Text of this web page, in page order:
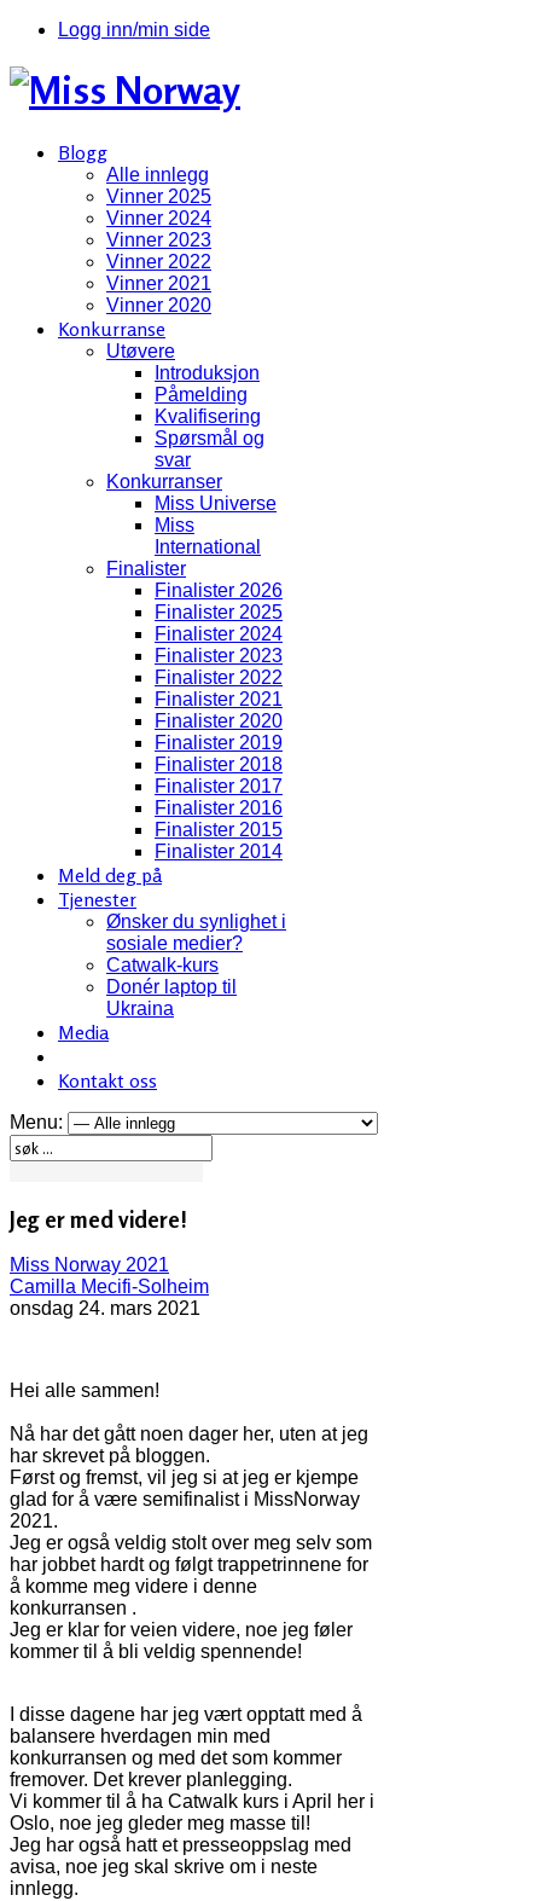
Logg inn/min side
Blogg
Alle innlegg
Vinner 2025
Vinner 2024
Vinner 2023
Vinner 2022
Vinner 2021
Vinner 2020
Konkurranse
Utøvere
Introduksjon
Påmelding
Kvalifisering
Spørsmål og
svar
Konkurranser
Miss Universe
Miss
International
Finalister
Finalister 2026
Finalister 2025
Finalister 2024
Finalister 2023
Finalister 2022
Finalister 2021
Finalister 2020
Finalister 2019
Finalister 2018
Finalister 2017
Finalister 2016
Finalister 2015
Finalister 2014
Meld deg på
Tjenester
Ønsker du synlighet i
sosiale medier?
Catwalk-kurs
Donér laptop til
Ukraina
Media
Kontakt oss
Menu:
Jeg er med videre!
Miss Norway 2021
Camilla Mecifi-Solheim
onsdag 24. mars 2021
Hei alle sammen!
Nå har det gått noen dager her, uten at jeg
har skrevet på bloggen.
Først og fremst, vil jeg si at jeg er kjempe
glad for å være semifinalist i MissNorway
2021.
Jeg er også veldig stolt over meg selv som
har jobbet hardt og følgt trappetrinnene for
å komme meg videre i denne
konkurransen .
Jeg er klar for veien videre, noe jeg føler
kommer til å bli veldig spennende!
I disse dagene har jeg vært opptatt med å
balansere hverdagen min med
konkurransen og med det som kommer
fremover. Det krever planlegging.
Vi kommer til å ha Catwalk kurs i April her i
Oslo, noe jeg gleder meg masse til!
Jeg har også hatt et presseoppslag med
avisa, noe jeg skal skrive om i neste
innlegg.